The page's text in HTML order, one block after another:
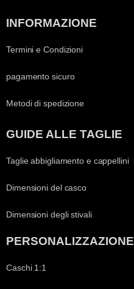
INFORMAZIONE
Termini e Condizioni
pagamento sicuro
Metodi di spedizione
GUIDE ALLE TAGLIE
Taglie abbigliamento e cappellini
Dimensioni del casco
Dimensioni degli stivali
PERSONALIZZAZIONE
Caschi 1:1